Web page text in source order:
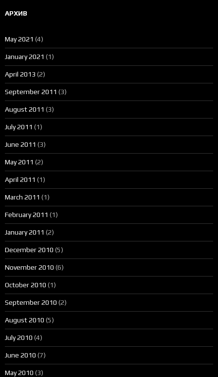
АРХИВ
May 2021 (4)
January 2021 (1)
April 2013 (2)
September 2011 (3)
August 2011 (3)
July 2011 (1)
June 2011 (3)
May 2011 (2)
April 2011 (1)
March 2011 (1)
February 2011 (1)
January 2011 (2)
December 2010 (5)
November 2010 (6)
October 2010 (1)
September 2010 (2)
August 2010 (5)
July 2010 (4)
June 2010 (7)
May 2010 (3)